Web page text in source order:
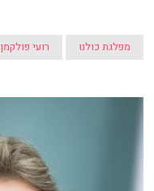
מפלגת כולנו רועי פולקמן